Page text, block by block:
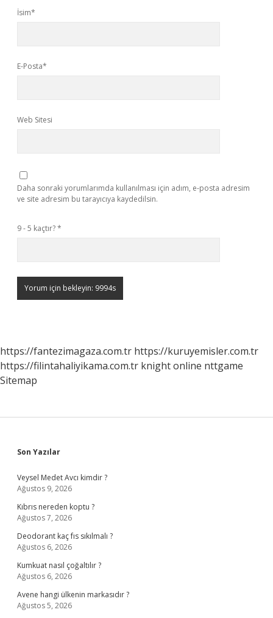
İsim*
E-Posta*
Web Sitesi
Daha sonraki yorumlarımda kullanılması için adım, e-posta adresim
ve site adresim bu tarayıcıya kaydedilsin.
9 - 5 kaçtır?*
https://fantezimagaza.com.tr https://kuruyemisler.com.tr
https://filintahaliyikama.com.tr knight online nttgame
Sitemap
Sidebar
Son Yazılar
Veysel Medet Avcı kimdir ?
Ağustos 9, 2026
Kıbrıs nereden koptu ?
Ağustos 7, 2026
Deodorant kaç fıs sıkılmalı ?
Ağustos 6, 2026
Kumkuat nasıl çoğaltılır ?
Ağustos 6, 2026
Avene hangi ülkenin markasıdır ?
Ağustos 5, 2026